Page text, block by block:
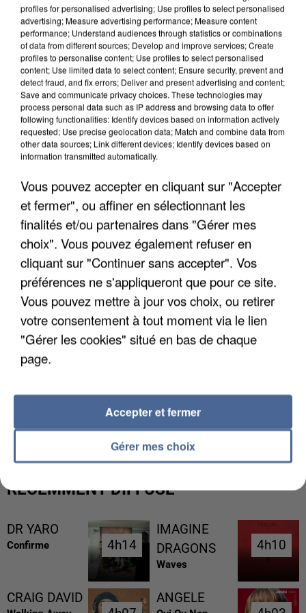
APRÈS TOUTES CES CANICULES, LES REFUGES
DE FAUNE SAUVAGE SONT...
L’UN DES FONDATEURS SUPPOSÉS DE LA DZ
MAFIA INTERPELLÉ EN ALGÉRIE
RÉCEMMENT DIFFUSÉ
DR YARO
Confirme 4h14
4h14
IMAGINE
DRAGONS
Waves
4h10
4h10
CRAIG DAVID ANGELE
profiles for personalised advertising; Use profiles to select personalised
advertising; Measure advertising performance; Measure content
performance; Understand audiences through statistics or combinations
of data from different sources; Develop and improve services; Create
profiles to personalise content; Use profiles to select personalised
content; Use limited data to select content; Ensure security, prevent and
detect fraud, and fix errors; Deliver and present advertising and content;
Save and communicate privacy choices. These technologies may
process personal data such as IP address and browsing data to offer
following functionalities: Identify devices based on information actively
requested; Use precise geolocation data; Match and combine data from
other data sources; Link different devices; Identify devices based on
information transmitted automatically.
Vous pouvez accepter en cliquant sur "Accepter
et fermer", ou affiner en sélectionnant les
finalités et/ou partenaires dans "Gérer mes
choix". Vous pouvez également refuser en
cliquant sur "Continuer sans accepter". Vos
préférences ne s'appliqueront que pour ce site.
Vous pouvez mettre à jour vos choix, ou retirer
votre consentement à tout moment via le lien
"Gérer les cookies" situé en bas de chaque
page.
Gérer mes choix
Accepter et fermer